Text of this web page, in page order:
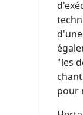
"les
pour